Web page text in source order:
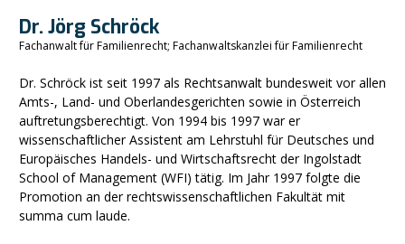
Dr. Jörg Schröck
Fachanwalt für Familienrecht; Fachanwaltskanzlei für Familienrecht
Dr. Schröck ist seit 1997 als Rechtsanwalt bundesweit vor allen
Amts-, Land- und Oberlandesgerichten sowie in Österreich
auftretungsberechtigt. Von 1994 bis 1997 war er
wissenschaftlicher Assistent am Lehrstuhl für Deutsches und
Europäisches Handels- und Wirtschaftsrecht der Ingolstadt
School of Management (WFI) tätig. Im Jahr 1997 folgte die
Promotion an der rechtswissenschaftlichen Fakultät mit
summa cum laude.